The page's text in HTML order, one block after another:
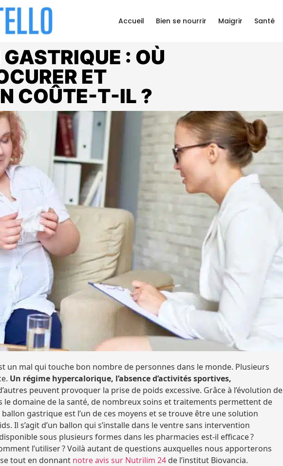
Accueil Bien se nourrir Maigrir Santé
: OÙ
ET
COÛTE-T-IL ?
un mal qui touche bon nombre de personnes dans le monde. Plusieurs
Un régime hypercalorique, l’absence d’activités sportives,
peuvent provoquer la prise de poids excessive. Grâce à l’évolution de
le domaine de la santé, de nombreux soins et traitements permettent de
gastrique est l’un de ces moyens et se trouve être une solution
Il s’agit d’un ballon qui s’installe dans le ventre sans intervention
sous plusieurs formes dans les pharmacies est-il efficace ?
l’utiliser ? Voilà autant de questions auxquelles nous apporterons
tout en donnant notre avis sur Nutrilim 24 de l’institut Biovancia.